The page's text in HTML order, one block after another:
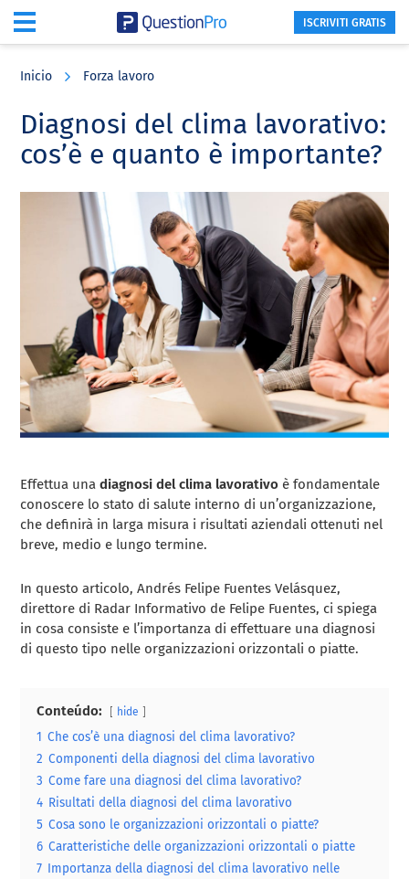
content
sidebar
ISCRIVITI GRATIS
Inicio Forza lavoro
Diagnosi del clima lavorativo:
cos’è e quanto è importante?
Effettua unadiagnosi del clima lavorativo è fondamentale
conoscere lo stato di salute interno di un’organizzazione,
che definirà in larga misura i risultati aziendali ottenuti nel
breve, medio e lungo termine.
In questo articolo, Andrés Felipe Fuentes Velásquez,
direttore di Radar Informativo de Felipe Fuentes, ci spiega
in cosa consiste e l’importanza di effettuare una diagnosi
di questo tipo nelle organizzazioni orizzontali o piatte.
Conteúdo: hide
1 Che cos’è una diagnosi del clima lavorativo?
2 Componenti della diagnosi del clima lavorativo
3 Come fare una diagnosi del clima lavorativo?
4 Risultati della diagnosi del clima lavorativo
5 Cosa sono le organizzazioni orizzontali o piatte?
6 Caratteristiche delle organizzazioni orizzontali o piatte
7 Importanza della diagnosi del clima lavorativo nelle